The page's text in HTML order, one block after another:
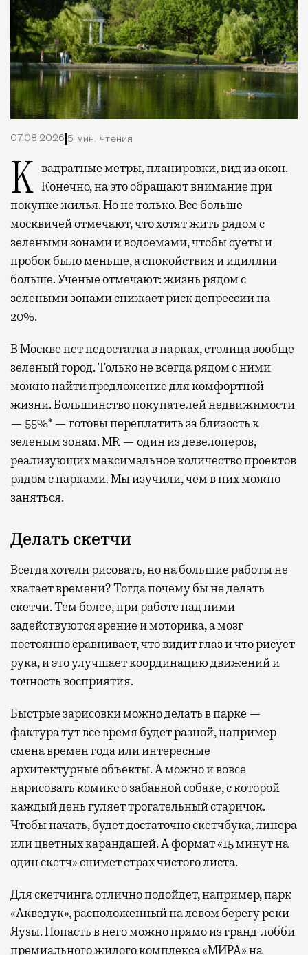
07.08.2026 5 мин. чтения
Квадратные метры, планировки, вид из окон. Конечно, на это обращают внимание при
покупке жилья. Но не только. Все больше
москвичей отмечают, что хотят жить рядом с
зелеными зонами и водоемами, чтобы суеты и
пробок было меньше, а спокойствия и идиллии
больше. Ученые отмечают: жизнь рядом с
зелеными зонами снижает риск депрессии на
20%.
В Москве нет недостатка в парках, столица вообще
зеленый город. Только не всегда рядом с ними
можно найти предложение для комфортной
жизни. Большинство покупателей недвижимости
— 55%* — готовы переплатить за близость к
зеленым зонам.MR — один из девелоперов,
реализующих максимальное количество проектов
рядом с парками. Мы изучили, чем в них можно
заняться.
Делать скетчи
Всегда хотели рисовать, но на большие работы не
хватает времени? Тогда почему бы не делать
скетчи. Тем более, при работе над ними
задействуются зрение и моторика, а мозг
постоянно сравнивает, что видит глаз и что рисует
рука, и это улучшает координацию движений и
точность восприятия.
Быстрые зарисовки можно делать в парке —
фактура тут все время будет разной, например
смена времен года или интересные
архитектурные объекты. А можно и вовсе
нарисовать комикс о забавной собаке, с которой
каждый день гуляет трогательный старичок.
Чтобы начать, будет достаточно скетчбука, линера
или цветных карандашей. А формат «15 минут на
один скетч» снимет страх чистого листа.
Для скетчинга отлично подойдет, например, парк
«Акведук», расположенный на левом берегу реки
Яузы. Попасть в него можно прямо из гранд-лобби
премиального жилого комплекса «МИРА» на